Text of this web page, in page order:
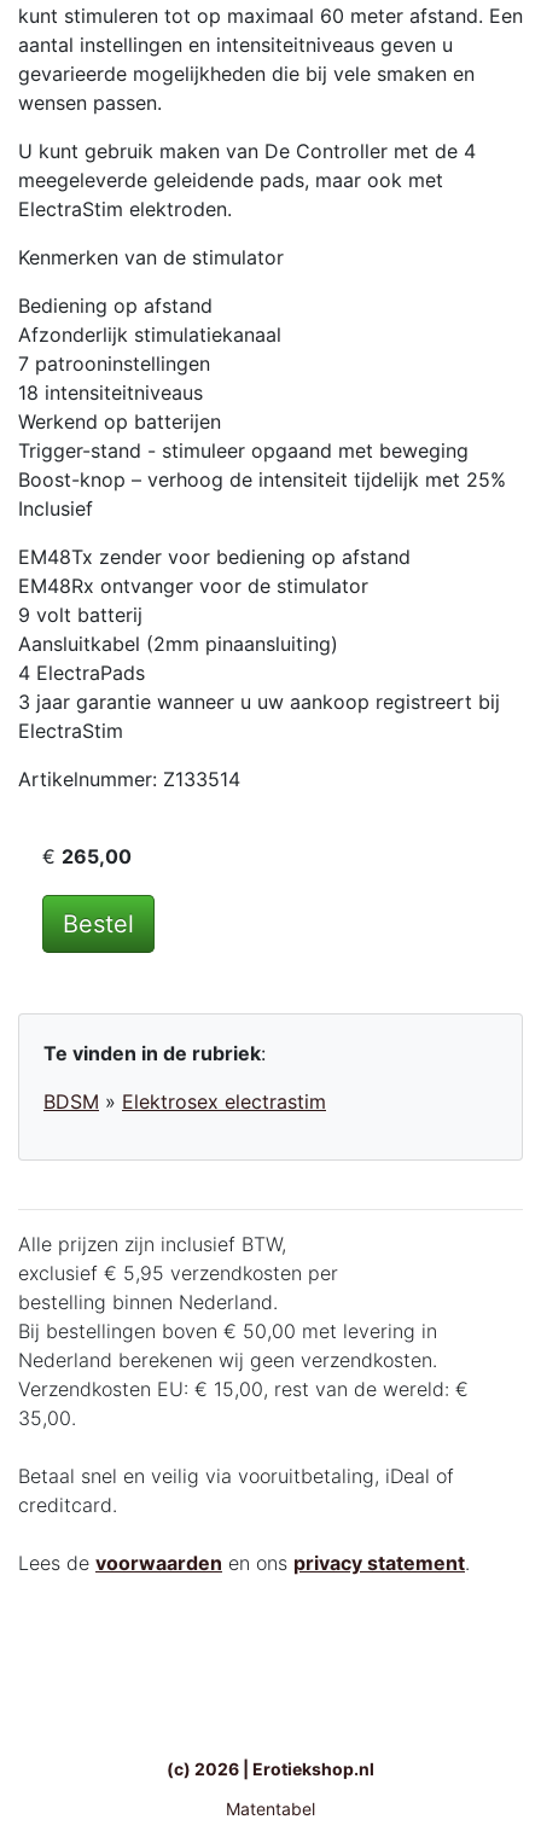
kunt stimuleren tot op maximaal 60 meter afstand. Een
aantal instellingen en intensiteitniveaus geven u
gevarieerde mogelijkheden die bij vele smaken en
wensen passen.
U kunt gebruik maken van De Controller met de 4
meegeleverde geleidende pads, maar ook met
ElectraStim elektroden.
Kenmerken van de stimulator
Bediening op afstand
Afzonderlijk stimulatiekanaal
7 patrooninstellingen
18 intensiteitniveaus
Werkend op batterijen
Trigger-stand - stimuleer opgaand met beweging
Boost-knop – verhoog de intensiteit tijdelijk met 25%
Inclusief
EM48Tx zender voor bediening op afstand
EM48Rx ontvanger voor de stimulator
9 volt batterij
Aansluitkabel (2mm pinaansluiting)
4 ElectraPads
3 jaar garantie wanneer u uw aankoop registreert bij
ElectraStim
Artikelnummer: Z133514
€ 265,00
Bestel
Te vinden in de rubriek:
BDSM » Elektrosex electrastim
Alle prijzen zijn inclusief BTW,
exclusief € 5,95 verzendkosten per
bestelling binnen Nederland.
Bij bestellingen boven € 50,00 met levering in
Nederland berekenen wij geen verzendkosten.
Verzendkosten EU: € 15,00, rest van de wereld: €
35,00.
Betaal snel en veilig via vooruitbetaling, iDeal of
creditcard.
Lees de voorwaarden en ons privacy statement.
(c) 2026 | Erotiekshop.nl
Matentabel